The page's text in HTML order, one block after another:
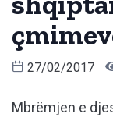
27/02/2017
Mbrëmjen e